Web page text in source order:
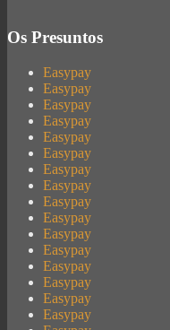
Os Presuntos
Easypay
Easypay
Easypay
Easypay
Easypay
Easypay
Easypay
Easypay
Easypay
Easypay
Easypay
Easypay
Easypay
Easypay
Easypay
Easypay